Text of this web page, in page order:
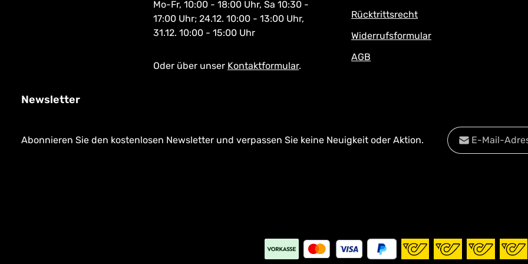
Mo-Fr, 10:00 - 18:00 Uhr, Sa 10:30 -
17:00 Uhr; 24.12. 10:00 - 13:00 Uhr,
31.12. 10:00 - 15:00 Uhr
Oder über unser Kontaktformular.
Rücktrittsrecht
Widerrufsformular
AGB
Newsletter
Abonnieren Sie den kostenlosen Newsletter und verpassen Sie keine Neuigkeit oder Aktion.
E-Mail-Adresse*